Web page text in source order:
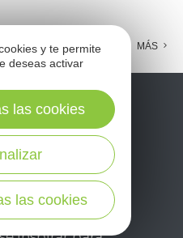
FACEBOOK MÁS
pierda nuestro
newsletter y
y te permite
deseas activar
las cookies
las cookies